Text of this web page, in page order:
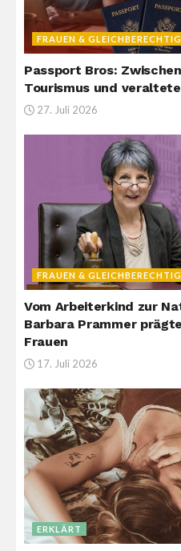
FRAUEN &
Passport Bros:
Tourismus und
27. Juli 2026
FRAUEN &
Vom Arbeiterkind zur
Barbara Prammer
Frauen
17. Juli 2026
ERKLÄRT